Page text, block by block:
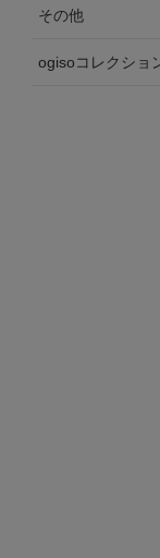
その他
ogisoコレクショ